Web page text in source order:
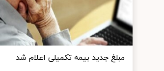
مبلغ جدید بیمه تکمیلی اعلام شد